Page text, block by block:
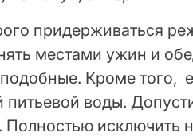
придерживаться
местами ужин и
Кроме того,
питьевой воды.
Полностью